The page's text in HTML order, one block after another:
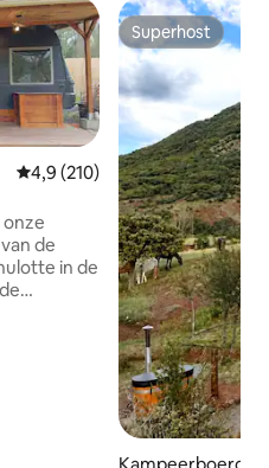
Gemiddelde beoordeling van
4,9 (210)
onze
de
in de
Superhost
Superhost